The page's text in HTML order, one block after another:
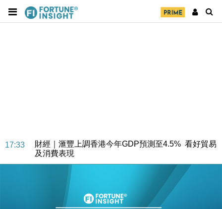
17:33
財經｜滙豐上調香港今年GDP預測至4.5% 看好貿易
及消費表現
本地｜假冒內地執法人員要求交「保證金」 43歲女子
損失近6900萬元
財經｜日經失守6.5萬點後回穩 全周仍升近2%